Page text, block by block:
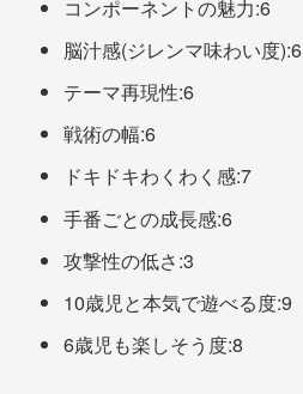
コンポーネントの魅力:6
脳汁感(ジレンマ味わい度):6
テーマ再現性:6
戦術の幅:6
ドキドキわくわく感:7
手番ごとの成長感:6
攻撃性の低さ:3
10歳児と本気で遊べる度:9
6歳児も楽しそう度:8